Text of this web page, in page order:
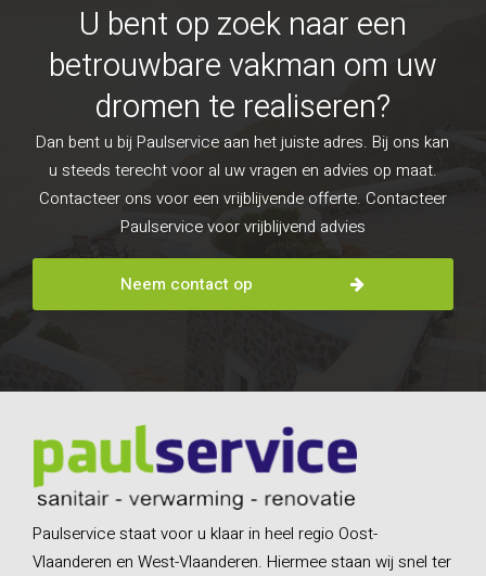
U bent op zoek naar een
betrouwbare vakman om uw
dromen te realiseren?
Dan bent u bij Paulservice aan het juiste adres. Bij ons kan
u steeds terecht voor al uw vragen en advies op maat.
Contacteer ons voor een vrijblijvende offerte. Contacteer
Paulservice voor vrijblijvend advies
Neem contact op
Paulservice staat voor u klaar in heel regio Oost-
Vlaanderen en West-Vlaanderen. Hiermee staan wij snel ter